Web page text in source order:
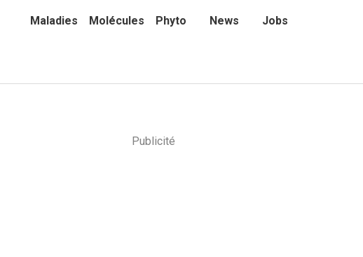
Maladies Molécules Phyto News Jobs
Publicité